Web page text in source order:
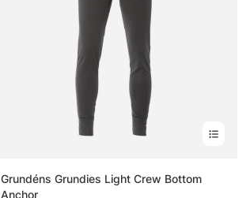
Grundéns Grundies Light Crew Bottom
Anchor